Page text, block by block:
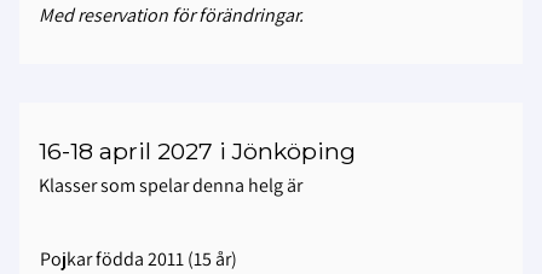
Med reservation för förändringar.
16-18 april 2027 i Jönköping
Klasser som spelar denna helg är
Pojkar födda 2011 (15 år)